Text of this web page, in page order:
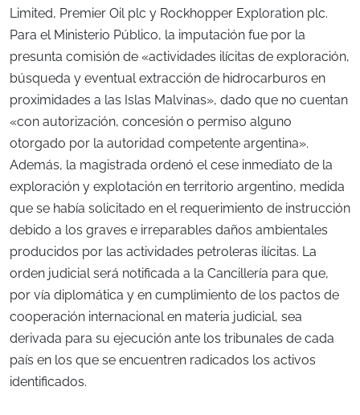
Limited, Premier Oil plc y Rockhopper Exploration plc.
Para el Ministerio Público, la imputación fue por la
presunta comisión de «actividades ilícitas de exploración,
búsqueda y eventual extracción de hidrocarburos en
proximidades a las Islas Malvinas», dado que no cuentan
«con autorización, concesión o permiso alguno
otorgado por la autoridad competente argentina».
Además, la magistrada ordenó el cese inmediato de la
exploración y explotación en territorio argentino, medida
que se había solicitado en el requerimiento de instrucción
debido a los graves e irreparables daños ambientales
producidos por las actividades petroleras ilícitas. La
orden judicial será notificada a la Cancillería para que,
por vía diplomática y en cumplimiento de los pactos de
cooperación internacional en materia judicial, sea
derivada para su ejecución ante los tribunales de cada
país en los que se encuentren radicados los activos
identificados.